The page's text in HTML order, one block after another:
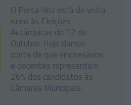
O Porta-Voz está de volta
rumo às Eleições
Autárquicas de 12 de
Outubro. Hoje damos
conta de que empresários
e docentes representam
26% dos candidatos às
Câmaras Municipais.